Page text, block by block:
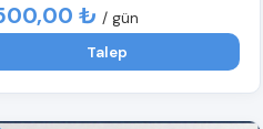
₺ / gün
Talep